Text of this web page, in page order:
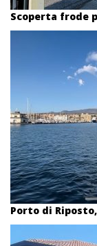
Scoperta frode
Porto di